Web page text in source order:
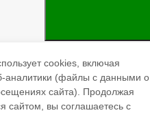
cookies, включая
аналитики (файлы с данными о
сайта). Продолжая
сайтом, вы соглашаетесь с